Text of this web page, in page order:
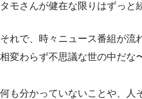
タモさんが健在な限りはずっと
それで、時々ニュース番組が流
相変わらず不思議な世の中だな
何も分かっていないことや、人